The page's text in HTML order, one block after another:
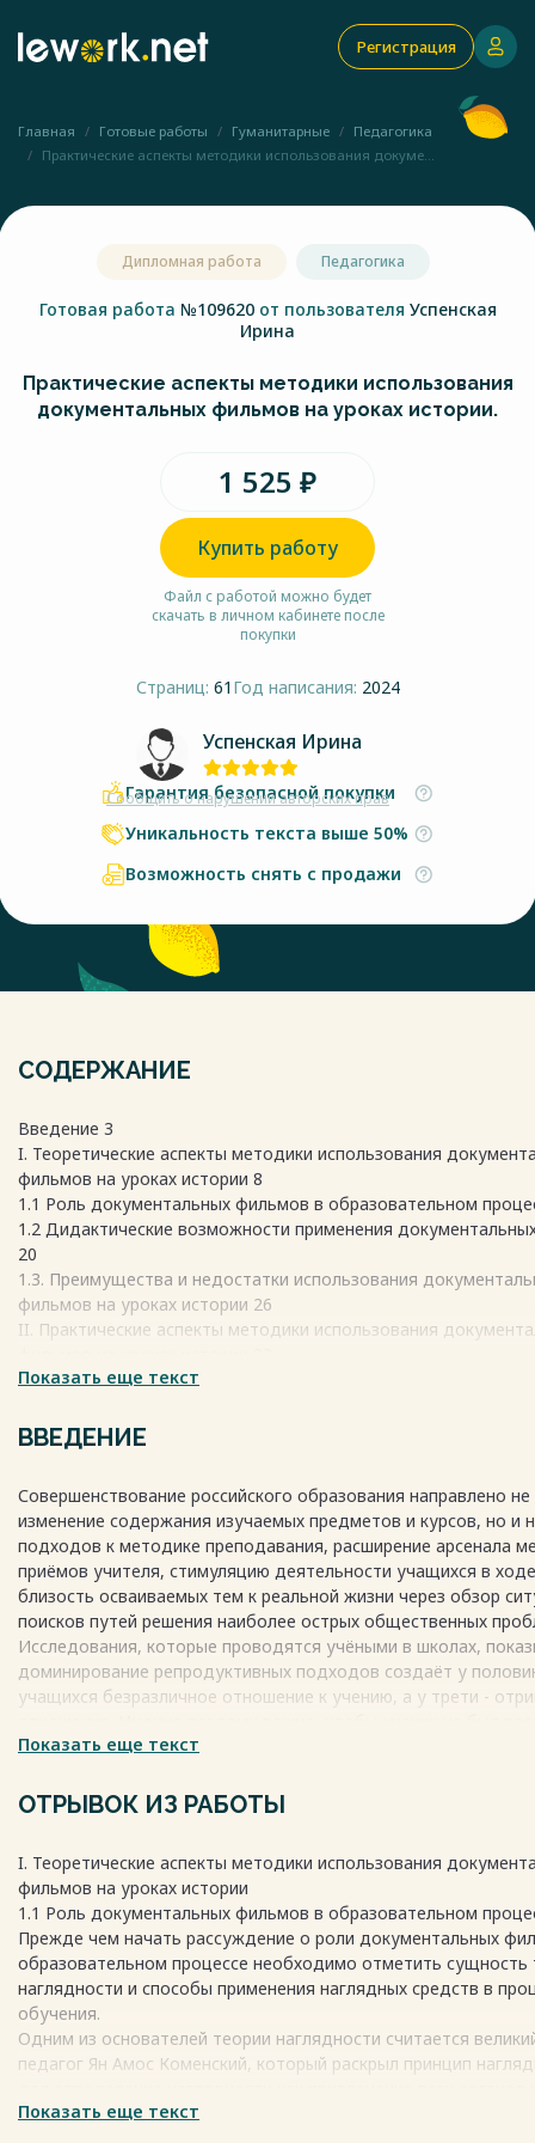
Регистрация
Главная Готовые работы Гуманитарные
Педагогика
Практические аспекты методики использования докуме...
Дипломная работа Педагогика
Готовая работа №109620 от пользователя Успенская
Ирина
Практические аспекты методики использования
документальных фильмов на уроках истории.
1 525 ₽
Купить работу
Файл с работой можно будет
скачать в личном кабинете после
покупки
Страниц: 61 Год написания: 2024
Успенская Ирина
Сообщить о нарушении авторских прав
Гарантия безопасной покупки
Уникальность текста выше 50%
Возможность снять с продажи
СОДЕРЖАНИЕ
Введение 3
I. Теоретические аспекты методики использования
фильмов на уроках истории 8
1.1 Роль документальных фильмов в образовательном
1.2 Дидактические возможности применения
20
1.3. Преимущества и недостатки использования
фильмов на уроках истории 26
II. Практические аспекты методики использования
2.1. Методика использования документальных фильмов на
2.2. Эффективность использования документальных фильмов
истории 41
уроках истории 54
Заключение 57
Список источников и литературы 59
Приложения 63
Весь текст будет доступенпосле покупки
Показать еще текст
ВВЕДЕНИЕ
Совершенствование российского образования направлено
изменение содержания изучаемых предметов и курсов, но и
подходов к методике преподавания, расширение арсенала
приёмов учителя, стимуляцию деятельности учащихся в
близость осваиваемых тем к реальной жизни через обзор
поисков путей решения наиболее острых общественных
Исследования, которые проводятся учёными в школах,
доминирование репродуктивных подходов создаёт у
учащихся безразличное отношение к учению, а у трети -
объектом воздействия, а мог самостоятельно найти
своими сверстниками, участвовать в дискуссиях, находить
приобретения. К сожалению, на уроках истории пока
источника информации - учитель и учебник, что
недостаточным в условия современного быстро
Весь текст будет доступенпосле покупки
Показать еще текст
ОТРЫВОК ИЗ РАБОТЫ
I. Теоретические аспекты методики использования
фильмов на уроках истории
1.1 Роль документальных фильмов в образовательном
Прежде чем начать рассуждение о роли документальных
образовательном процессе необходимо отметить сущность
наглядности и способы применения наглядных средств в
обучения.
Одним из основателей теории наглядности считается
педагог Ян Амос Коменский, который раскрыл принцип
лучшему восприятию вещей и явлений. В основу познания и
Показать еще текст